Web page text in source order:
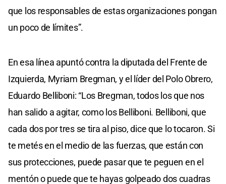
que los responsables de estas organizaciones pongan
un poco de límites”.
En esa línea apuntó contra la diputada del Frente de
Izquierda, Myriam Bregman, y el líder del Polo Obrero,
Eduardo Belliboni: “Los Bregman, todos los que nos
han salido a agitar, como los Belliboni. Belliboni, que
cada dos por tres se tira al piso, dice que lo tocaron. Si
te metés en el medio de las fuerzas, que están con
sus protecciones, puede pasar que te peguen en el
mentón o puede que te hayas golpeado dos cuadras